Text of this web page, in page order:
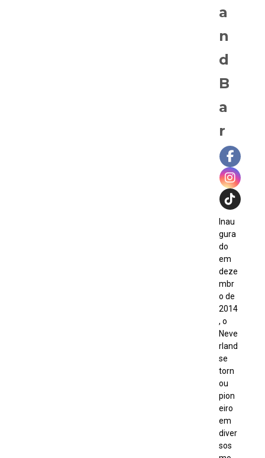
a
n
d
B
a
r
Inau
gura
do
em
deze
mbr
o de
2014
, o
Neve
rland
se
torn
ou
pion
eiro
em
diver
sos